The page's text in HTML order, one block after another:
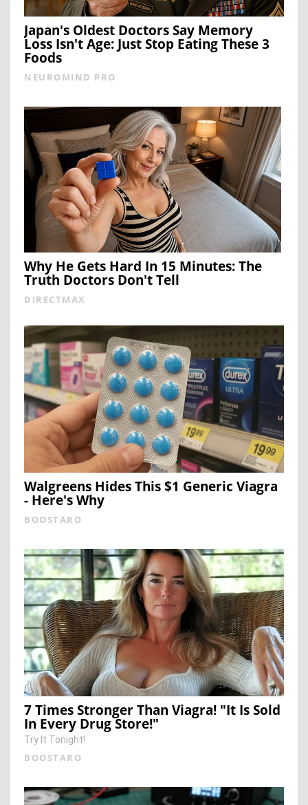
Japan's Oldest Doctors Say Memory
Loss Isn't Age: Just Stop Eating These 3
Foods
NEUROMIND PRO
Why He Gets Hard In 15 Minutes: The
Truth Doctors Don't Tell
DIRECTMAX
Walgreens Hides This $1 Generic Viagra
- Here's Why
BOOSTARO
7 Times Stronger Than Viagra! "It Is Sold
In Every Drug Store!"
Try It Tonight!
BOOSTARO